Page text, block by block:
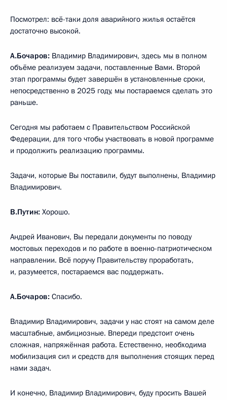
Посмотрел: всё-таки доля аварийного жилья остаётся
достаточно высокой.
А.Бочаров: Владимир Владимирович, здесь мы в полном
объёме реализуем задачи, поставленные Вами. Второй
этап программы будет завершён в установленные сроки,
непосредственно в 2025 году, мы постараемся сделать это
раньше.
Сегодня мы работаем с Правительством Российской
Федерации, для того чтобы участвовать в новой программе
и продолжить реализацию программы.
Задачи, которые Вы поставили, будут выполнены, Владимир
Владимирович.
В.Путин: Хорошо.
Андрей Иванович, Вы передали документы по поводу
мостовых переходов и по работе в военно-патриотическом
направлении. Всё поручу Правительству проработать,
и, разумеется, постараемся вас поддержать.
А.Бочаров: Спасибо.
Владимир Владимирович, задачи у нас стоят на самом деле
масштабные, амбициозные. Впереди предстоит очень
сложная, напряжённая работа. Естественно, необходима
мобилизация сил и средств для выполнения стоящих перед
нами задач.
И конечно, Владимир Владимирович, буду просить Вашей